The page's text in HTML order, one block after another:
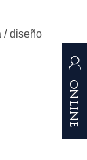
/ diseño